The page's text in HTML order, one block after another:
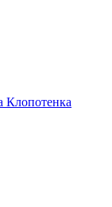
Клопотенка